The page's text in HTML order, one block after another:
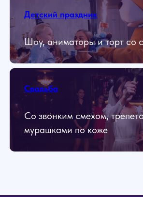
Детский праздник
Шоу, аниматоры и торт со
Свадьба
Со звонким смехом,
мурашками по коже